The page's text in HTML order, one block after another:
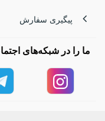
پیگیری سفارش
ما را در شبکه‌های